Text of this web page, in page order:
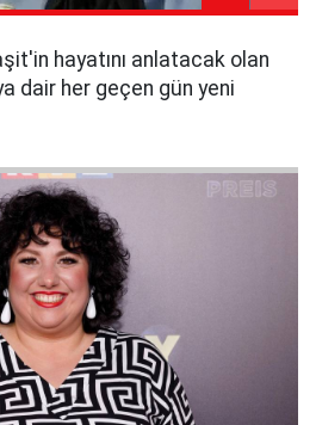
hayatını anlatacak olan
dair her geçen gün yeni